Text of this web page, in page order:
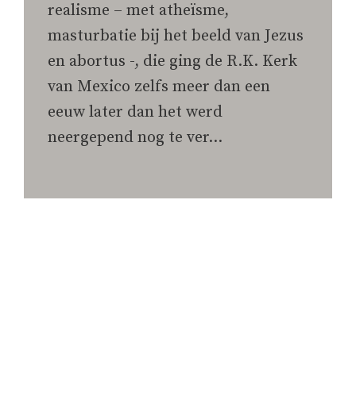
realisme – met atheïsme,
masturbatie bij het beeld van Jezus
en abortus -, die ging de R.K. Kerk
van Mexico zelfs meer dan een
eeuw later dan het werd
neergepend nog te ver…